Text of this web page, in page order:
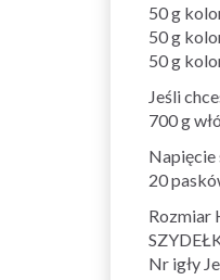
50 g
50 g
50 g
Jeśli
700 g
Napięcie
20
Rozmiar
Nr igły